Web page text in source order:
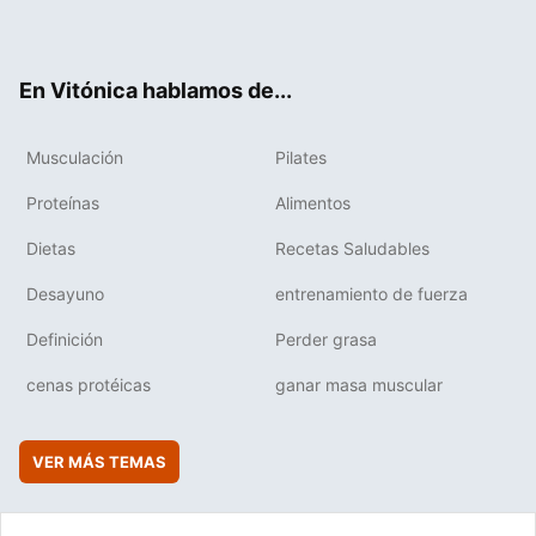
En Vitónica hablamos de...
Musculación Pilates
Proteínas Alimentos
Dietas Recetas Saludables
Desayuno entrenamiento de fuerza
Definición Perder grasa
cenas protéicas ganar masa muscular
VER MÁS TEMAS